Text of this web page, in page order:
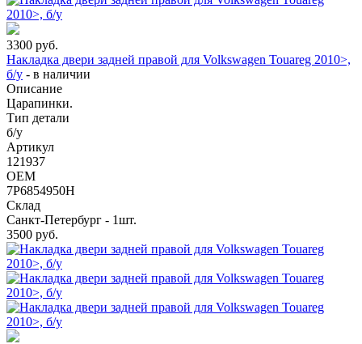
3300 руб.
Накладка двери задней правой для Volkswagen Touareg 2010>,
б/у - в наличии
Описание
Царапинки.
Тип детали
б/у
Артикул
121937
OEM
7P6854950H
Склад
Санкт-Петербург - 1шт.
3500 руб.